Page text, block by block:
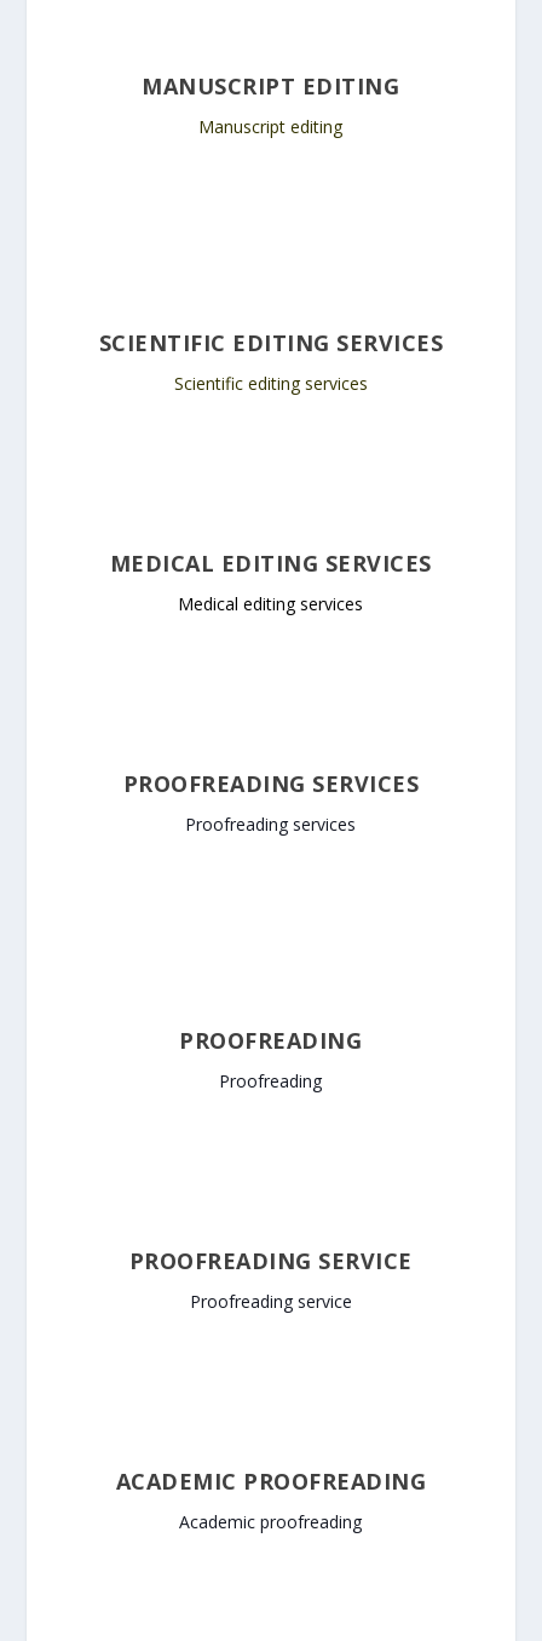
MANUSCRIPT EDITING
Manuscript editing
SCIENTIFIC EDITING SERVICES
Scientific editing services
MEDICAL EDITING SERVICES
Medical editing services
PROOFREADING SERVICES
Proofreading services
PROOFREADING
Proofreading
PROOFREADING SERVICE
Proofreading service
ACADEMIC PROOFREADING
Academic proofreading